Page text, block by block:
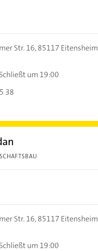
Str. 16,85117 Eitensheim
Schließt um 19:00
38
Str. 16,85117 Eitensheim
Schließt um 19:00